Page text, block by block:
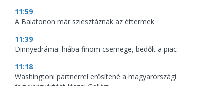
11:59
A Balatonon már sziesztáznak az éttermek
11:39
Dinnyedráma: hiába finom csemege, bedőlt a piac
11:18
Washingtoni partnerrel erősítené a magyarországi